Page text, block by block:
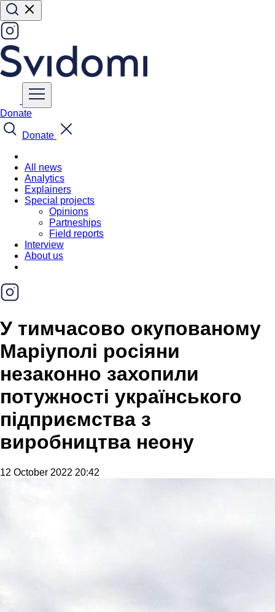
Donate
Donate
All news
Analytics
Explainers
Special projects
Opinions
Partneships
Field reports
Interview
About us
У тимчасово окупованому
Маріуполі росіяни
незаконно захопили
потужності українського
підприємства з
виробництва неону
12 October 2022 20:42